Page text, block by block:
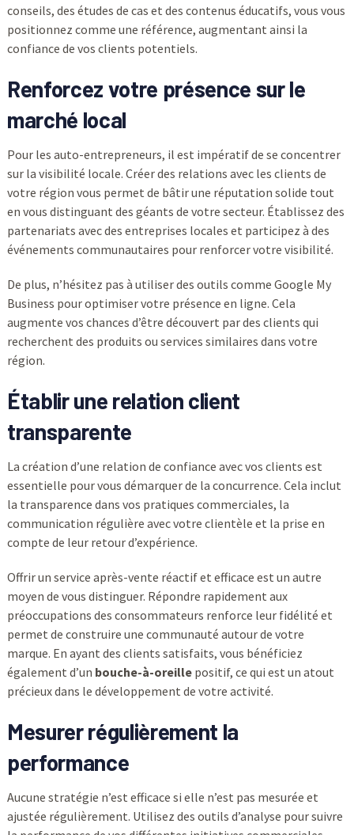
conseils, des études de cas et des contenus éducatifs, vous vous
positionnez comme une référence, augmentant ainsi la
confiance de vos clients potentiels.
Renforcez votre présence sur le
marché local
Pour les auto-entrepreneurs, il est impératif de se concentrer
sur la visibilité locale. Créer des relations avec les clients de
votre région vous permet de bâtir une réputation solide tout
en vous distinguant des géants de votre secteur. Établissez des
partenariats avec des entreprises locales et participez à des
événements communautaires pour renforcer votre visibilité.
De plus, n’hésitez pas à utiliser des outils comme Google My
Business pour optimiser votre présence en ligne. Cela
augmente vos chances d’être découvert par des clients qui
recherchent des produits ou services similaires dans votre
région.
Établir une relation client
transparente
La création d’une relation de confiance avec vos clients est
essentielle pour vous démarquer de la concurrence. Cela inclut
la transparence dans vos pratiques commerciales, la
communication régulière avec votre clientèle et la prise en
compte de leur retour d’expérience.
Offrir un service après-vente réactif et efficace est un autre
moyen de vous distinguer. Répondre rapidement aux
préoccupations des consommateurs renforce leur fidélité et
permet de construire une communauté autour de votre
marque. En ayant des clients satisfaits, vous bénéficiez
également d’un bouche-à-oreillepositif, ce qui est un atout
précieux dans le développement de votre activité.
Mesurer régulièrement la
performance
Aucune stratégie n’est efficace si elle n’est pas mesurée et
ajustée régulièrement. Utilisez des outils d’analyse pour suivre